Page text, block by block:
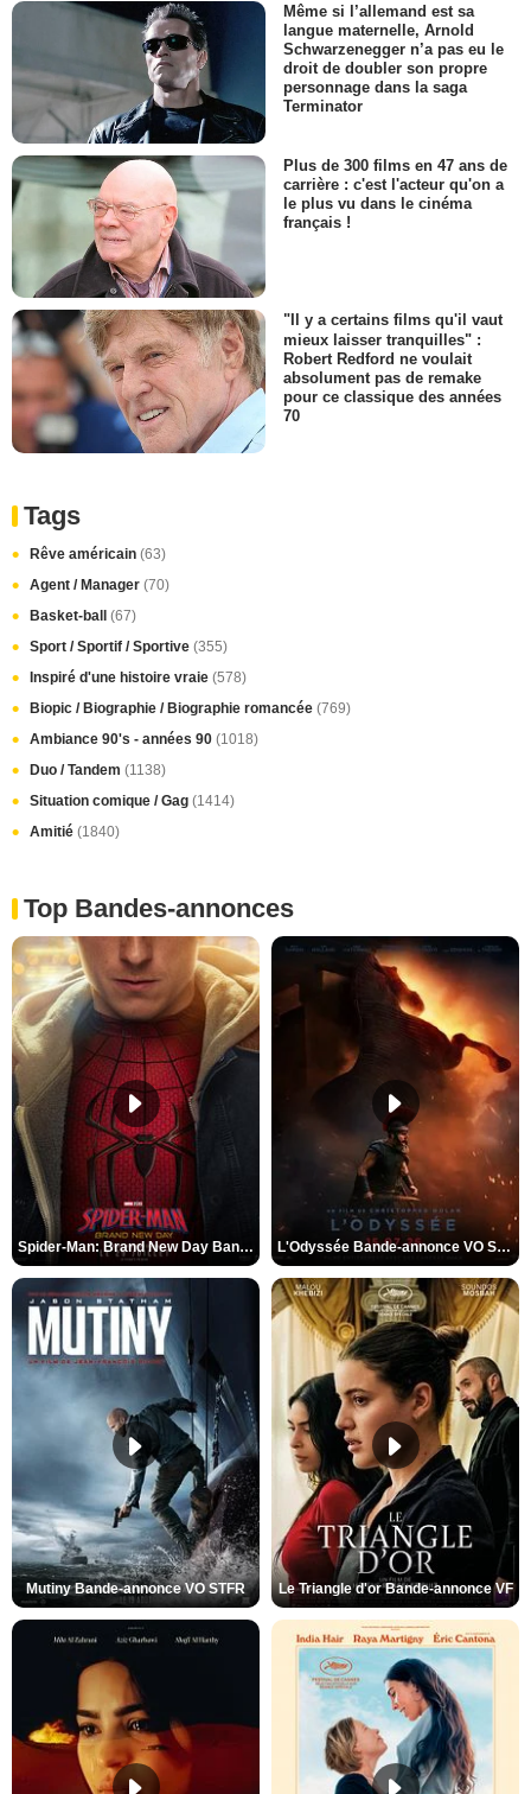
Même si l’allemand est sa
langue maternelle, Arnold
Schwarzenegger n’a pas eu le
droit de doubler son propre
personnage dans la saga
Terminator
Plus de 300 films en 47 ans de
carrière : c'est l'acteur qu'on a
le plus vu dans le cinéma
français !
"Il y a certains films qu'il vaut
mieux laisser tranquilles" :
Robert Redford ne voulait
absolument pas de remake
pour ce classique des années
70
Tags
Rêve américain (63)
Agent / Manager (70)
Basket-ball (67)
Sport / Sportif / Sportive (355)
Inspiré d'une histoire vraie (578)
Biopic / Biographie / Biographie romancée (769)
Ambiance 90's - années 90 (1018)
Duo / Tandem (1138)
Situation comique / Gag (1414)
Amitié (1840)
Top Bandes-annonces
Spider-Man: Brand New Day Bande-annonce VO STFR L'Odyssée Bande-annonce VO STFR
Mutiny Bande-annonce VO STFR Le Triangle d'or Bande-annonce VF